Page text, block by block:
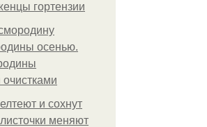
гортензии
осенью.
и сохнут
меняют